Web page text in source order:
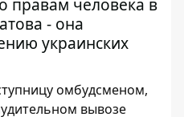
правам человека в
- она
украинских
омбудсменом,
вывозе